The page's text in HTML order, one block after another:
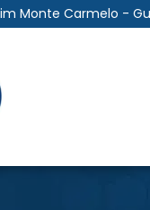
Monte Carmelo -